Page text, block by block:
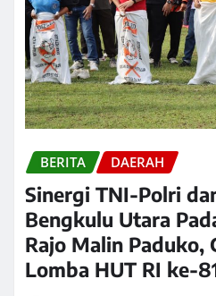
BERITA DAERAH
Sinergi TNI-Polri
Bengkulu Utara
Rajo Malin Paduko,
Lomba HUT RI ke-